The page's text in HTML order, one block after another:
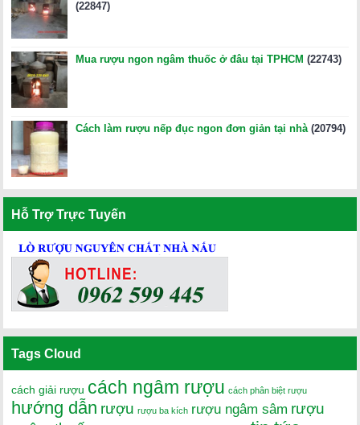
(22847)
Mua rượu ngon ngâm thuốc ở đâu tại TPHCM (22743)
Cách làm rượu nếp đục ngon đơn giản tại nhà(20794)
Hỗ Trợ Trực Tuyến
Tags Cloud
cách giải rượu cách ngâm rượu cách phân biệt rượu
hướng dẫn rượu rượu ba kích rượu ngâm sâm rượu